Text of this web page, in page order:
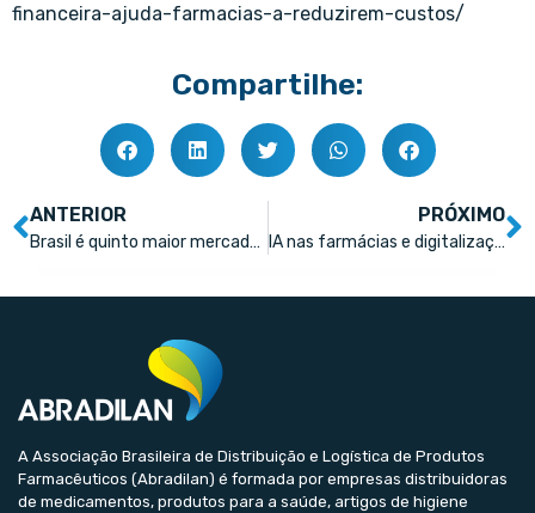
financeira-ajuda-farmacias-a-reduzirem-custos/
Compartilhe:
ANTERIOR
Brasil é quinto maior mercado global de biossimilares
PRÓXIMO
IA nas farmácias e digitalização 360°: uma nova era para o varejo farmacêutico
A Associação Brasileira de Distribuição e Logística de Produtos
Farmacêuticos (Abradilan) é formada por empresas distribuidoras
de medicamentos, produtos para a saúde, artigos de higiene